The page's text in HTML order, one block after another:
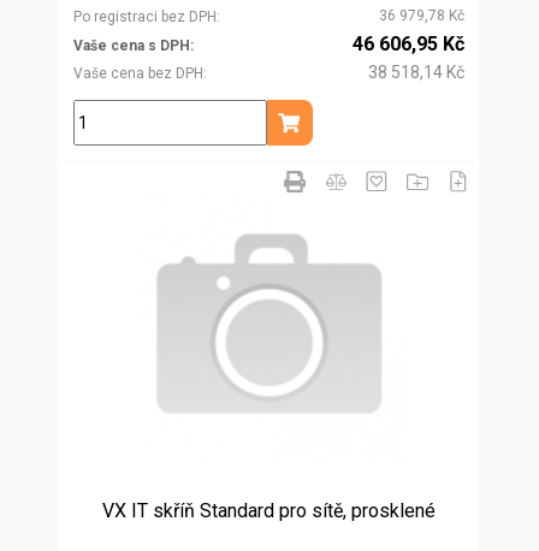
Po registraci bez DPH
36 979,78 Kč
Vaše cena s DPH
Vaše cena bez DPH
46 606,95 Kč
38 518,14 Kč
ks
Přidat do košíku
VX IT skříň Standard pro sítě, prosklené